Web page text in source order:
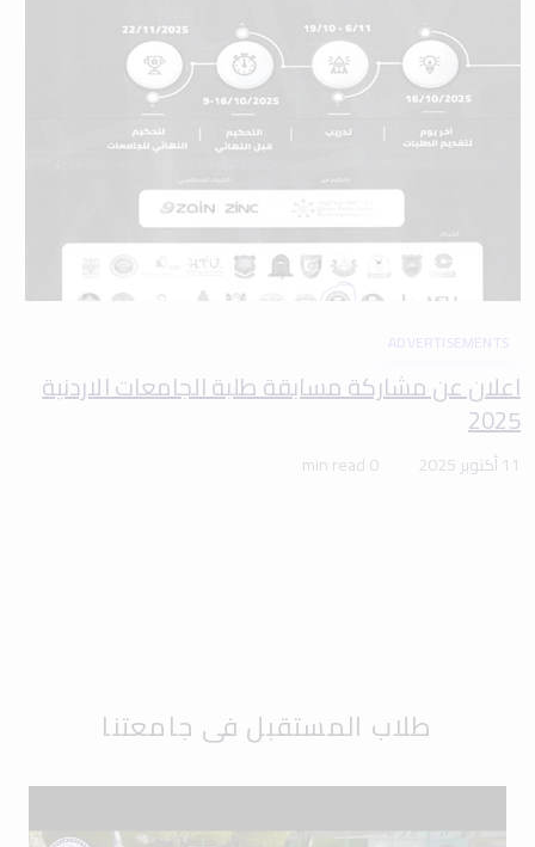
ADVERTISEMENTS
اعلان عن مشاركة مسابقة طلبة الجامعات الاردنية
2025
11 أكتوبر 2025 0 min read
طلاب المستقبل في جامعتنا